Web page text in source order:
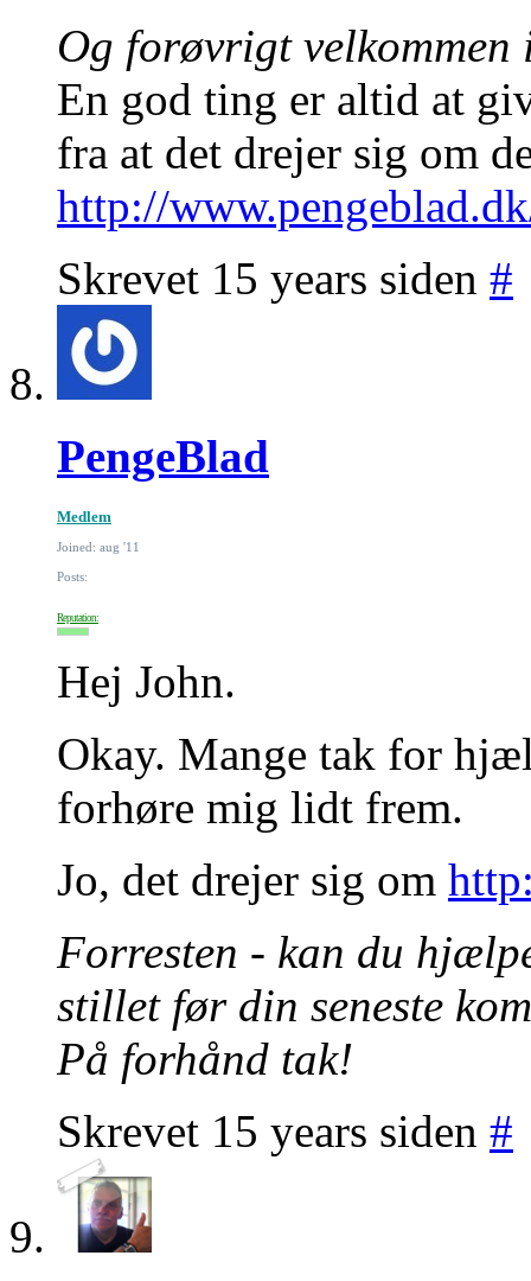
Og forøvrigt velkommen
En god ting er altid at
fra at det drejer sig om
http://
Skrevet 15 years siden #
PengeBlad
Medlem
Joined: aug '11
Posts:
Reputation:
Hej John.
Okay. Mange tak for
forhøre mig lidt frem.
Jo, det drejer sig om
Forresten - kan du
stillet før din seneste
På forhånd tak!
Skrevet 15 years siden #